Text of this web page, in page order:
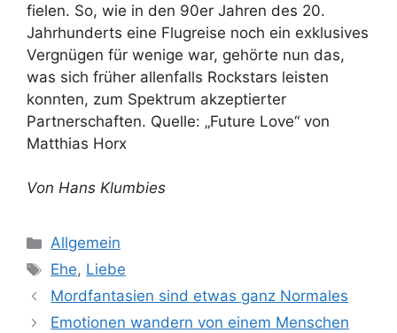
fielen. So, wie in den 90er Jahren des 20.
Jahrhunderts eine Flugreise noch ein exklusives
Vergnügen für wenige war, gehörte nun das,
was sich früher allenfalls Rockstars leisten
konnten, zum Spektrum akzeptierter
Partnerschaften. Quelle: „Future Love“ von
Matthias Horx
Von Hans Klumbies
Kategorien
Allgemein
Schlagwörter
Ehe, Liebe
Mordfantasien sind etwas ganz Normales
Emotionen wandern von einem Menschen